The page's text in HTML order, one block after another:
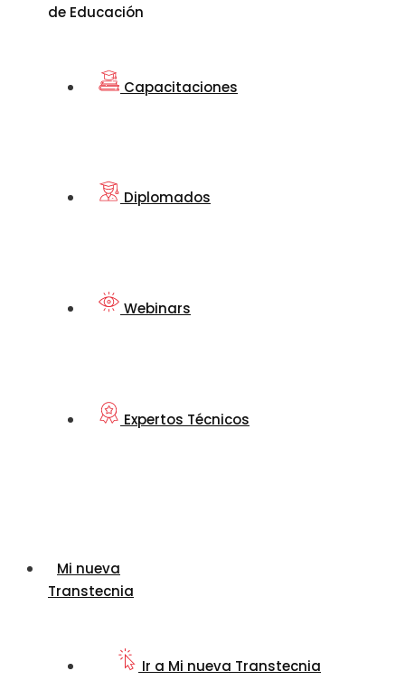
de Educación
Capacitaciones
Diplomados
Webinars
Expertos Técnicos
Mi nueva
Transtecnia
Ir a Mi nueva Transtecnia